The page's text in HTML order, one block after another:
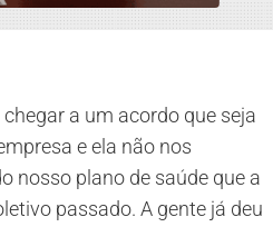
a um acordo que seja
e ela não nos
nosso plano de saúde que a
passado. A gente já deu